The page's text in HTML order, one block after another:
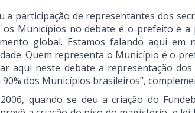
participação de representantes dos
Municípios no debate é o prefeito e a
global. Estamos falando aqui em
Quem representa o Município é o
aqui neste debate a representação
dos Municípios brasileiros”,
quando se deu a criação do